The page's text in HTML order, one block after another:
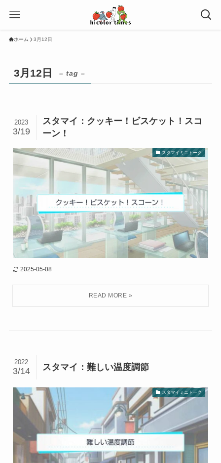
ホーム 3月12日
3月12日 – tag –
スタマイ：クッキー！ビスケット！スコ
ーン！
2023
3/19
スタマイミニトーク
2025-05-08
スタマイ：難しい温度調節
2022
3/14
スタマイミニトーク